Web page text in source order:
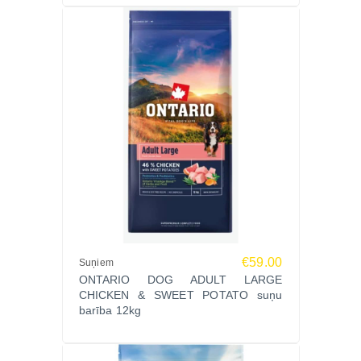
Tehnoloģiskās piedevas: dabīgie antioksidanti
(tokoferolu ekstrakti).
Metabolizējamā enerģija: 3726 kcal/kg.
Ontario ir superpremium dzīvnieku barības zīmols,
kas izstrādā funkcionālas receptes ar precīzi
sabalansētu sastāvu, lai nodrošinātu stabilu
gremošanu, veselīgas locītavas un optimālu
organisma darbību visu šķirņu suņiem.
Suns ēd ar lielu apetīti
Piemērota arī ilgstošai ikdienas barošanai
Biežāk uzdotie jautājumi (FAQ)
Monoproteīna formula ar vienu dzīvnieku proteīnu
Suņiem €59.00
ONTARIO DOG ADULT LARGE
CHICKEN & SWEET POTATO suņu
barība 12kg